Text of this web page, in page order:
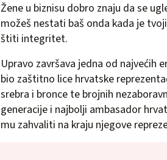
Žene u biznisu dobro znaju da se
možeš nestati baš onda kada je
štiti integritet.
Upravo završava jedna od najvećih
bio zaštitno lice hrvatske
srebra i bronce te brojnih
generacije i najbolji ambasador
mu zahvaliti na kraju njegove